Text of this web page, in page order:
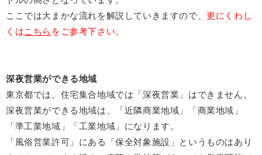
ここでは大まかな流れを解説していきますので、更にくわし
くはこちら をご参考下さい。
深夜営業ができる地域
東京都では、住宅集合地域では「深夜営業」はできません。
深夜営業ができる地域は、「近隣商業地域」「商業地域」
「準工業地域」「工業地域」になります。
「風俗営業許可」にある「保全対象施設」というものはあり